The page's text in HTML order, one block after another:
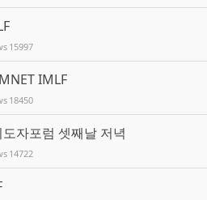
15997
IMLF
18450
자포럼 셋째날 저녁
14722